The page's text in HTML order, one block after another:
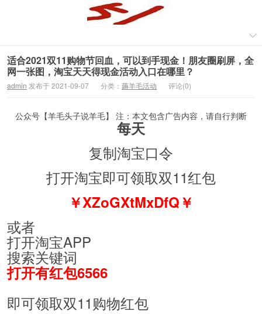
适合2021双11购物节回血，可以到手现金！朋友圈刷屏，全
网一张图，淘宝天天得现金活动入口在哪里？
admin 发布于 2021-09-07 分类： 薅羊毛活动 评论(0)
公众号【羊毛头子说羊毛】 注：本文包含广告内容，请自行判断
每天
复制淘宝口令
打开淘宝即可领取双11红包
￥XZoGXtMxDfQ￥
或者
打开淘宝APP
搜索关键词
打开有红包6566
即可领取双11购物红包